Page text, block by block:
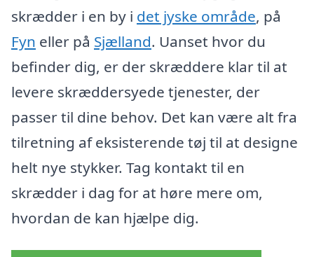
skrædder i en by i det jyske område, på
Fyn eller på Sjælland. Uanset hvor du
befinder dig, er der skræddere klar til at
levere skræddersyede tjenester, der
passer til dine behov. Det kan være alt fra
tilretning af eksisterende tøj til at designe
helt nye stykker. Tag kontakt til en
skrædder i dag for at høre mere om,
hvordan de kan hjælpe dig.